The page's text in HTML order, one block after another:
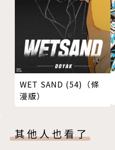
WET SAND (54)（條
漫版）
其他人也看了